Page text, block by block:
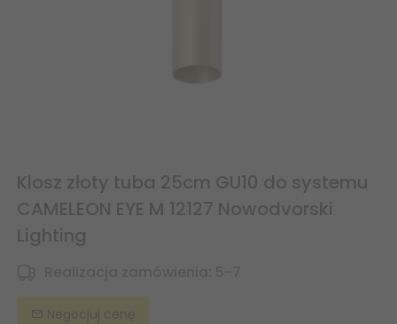
Klosz złoty tuba 25cm GU10 do systemu
CAMELEON EYE M 12127 Nowodvorski
Lighting
Negocjuj cenę